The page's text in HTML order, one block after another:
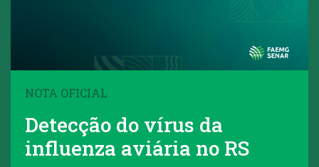
NOTA OFICIAL
Detecção do vírus da
influenza aviária no RS